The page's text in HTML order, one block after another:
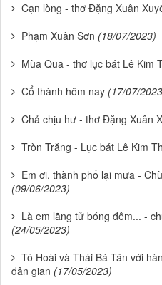
Cạn lòng - thơ Đặng Xuân
Phạm Xuân Sơn (18/07/2023)
Mùa Qua - thơ lục bát Lê Kim
Cổ thành hôm nay (17/07/
Chả chịu hư - thơ Đặng Xuân
Tròn Trăng - Lục bát Lê Kim
Em ơi, thành phố lại mưa -
(09/06/2023)
Là em lãng tử bóng đêm... -
(24/05/2023)
Tô Hoài và Thái Bá Tân với
dân gian (17/05/2023)